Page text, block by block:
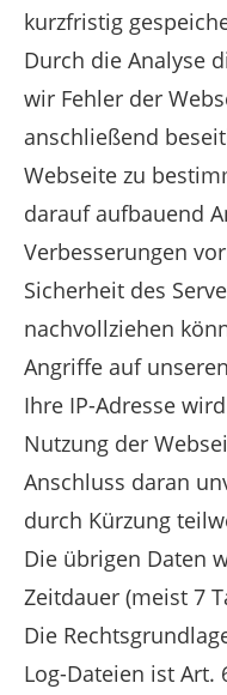
kurzfristig
Durch die Analyse
wir Fehler der
anschließend
Webseite zu
darauf aufbauend
Verbesserungen
Sicherheit des
nachvollziehen
Angriffe auf
Ihre IP-Adresse
Nutzung der
Anschluss daran
durch Kürzung
Die übrigen Daten
Zeitdauer (meist 7
Die
Log-Dateien ist Art.